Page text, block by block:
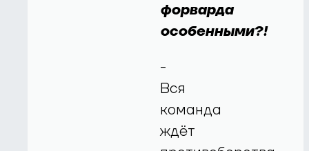
форварда
особенными?!
-
Вся
команда
ждёт